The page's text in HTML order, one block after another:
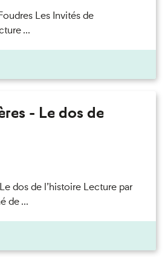
Les Invités de
...
- Le dos de
dos de l’histoire Lecture par
de ...